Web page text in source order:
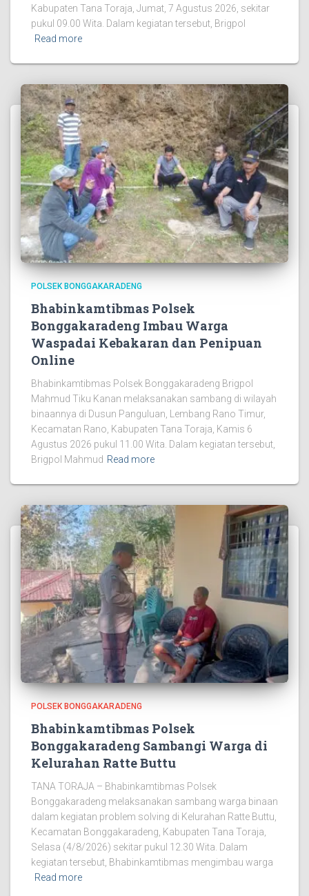
Kabupaten Tana Toraja, Jumat, 7 Agustus 2026, sekitar
pukul 09.00 Wita. Dalam kegiatan tersebut, Brigpol
Read more
POLSEK BONGGAKARADENG
Bhabinkamtibmas Polsek
Bonggakaradeng Imbau Warga
Waspadai Kebakaran dan Penipuan
Online
Bhabinkamtibmas Polsek Bonggakaradeng Brigpol
Mahmud Tiku Kanan melaksanakan sambang di wilayah
binaannya di Dusun Panguluan, Lembang Rano Timur,
Kecamatan Rano, Kabupaten Tana Toraja, Kamis 6
Agustus 2026 pukul 11.00 Wita. Dalam kegiatan tersebut,
Brigpol Mahmud Read more
POLSEK BONGGAKARADENG
Bhabinkamtibmas Polsek
Bonggakaradeng Sambangi Warga di
Kelurahan Ratte Buttu
TANA TORAJA – Bhabinkamtibmas Polsek
Bonggakaradeng melaksanakan sambang warga binaan
dalam kegiatan problem solving di Kelurahan Ratte Buttu,
Kecamatan Bonggakaradeng, Kabupaten Tana Toraja,
Selasa (4/8/2026) sekitar pukul 12.30 Wita. Dalam
kegiatan tersebut, Bhabinkamtibmas mengimbau warga
Read more